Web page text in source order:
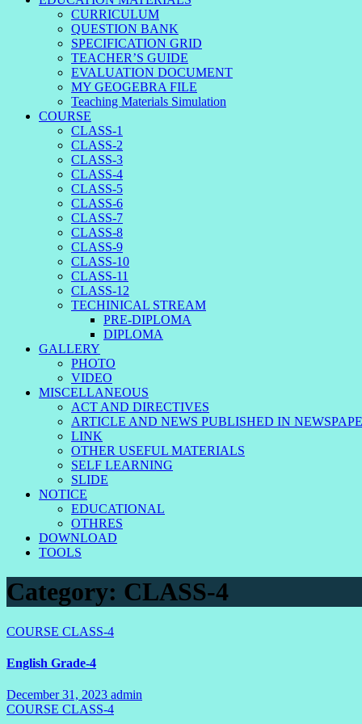
CURRICULUM
QUESTION BANK
SPECIFICATION GRID
TEACHER’S GUIDE
EVALUATION DOCUMENT
MY GEOGEBRA FILE
Teaching Materials Simulation
COURSE
CLASS-1
CLASS-2
CLASS-3
CLASS-4
CLASS-5
CLASS-6
CLASS-7
CLASS-8
CLASS-9
CLASS-10
CLASS-11
CLASS-12
TECHINICAL STREAM
PRE-DIPLOMA
DIPLOMA
GALLERY
PHOTO
VIDEO
MISCELLANEOUS
ACT AND DIRECTIVES
ARTICLE AND NEWS PUBLISHED IN
LINK
OTHER USEFUL MATERIALS
SELF LEARNING
SLIDE
NOTICE
EDUCATIONAL
OTHRES
DOWNLOAD
TOOLS
Category: CLASS-4
COURSE CLASS-4
English Grade-4
December 31, 2023 admin
COURSE CLASS-4